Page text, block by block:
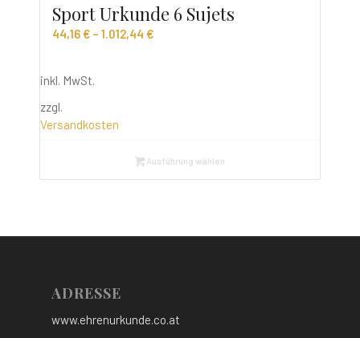
Sport Urkunde 6 Sujets
44,16€– 1.012,44 €
inkl. MwSt.
zzgl.
Versandkosten
Ausführung wählen
ADRESSE
www.ehrenurkunde.co.at